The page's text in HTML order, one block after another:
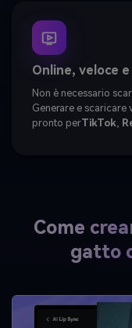
Online, veloce
Non è necessario
Generare e scaricare
pronto perTikTok
Come
gatto